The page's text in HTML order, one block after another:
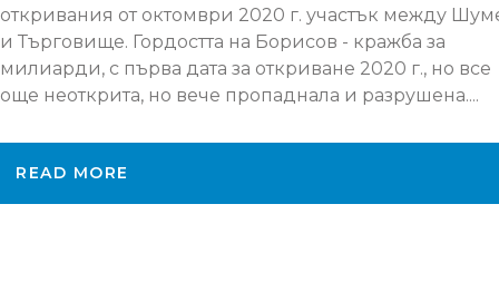
откривания от октомври 2020 г. участък между
и Търговище. Гордостта на Борисов - кражба за
милиарди, с първа дата за откриване 2020 г., но все
още неоткрита, но вече пропаднала и разрушена....
READ MORE